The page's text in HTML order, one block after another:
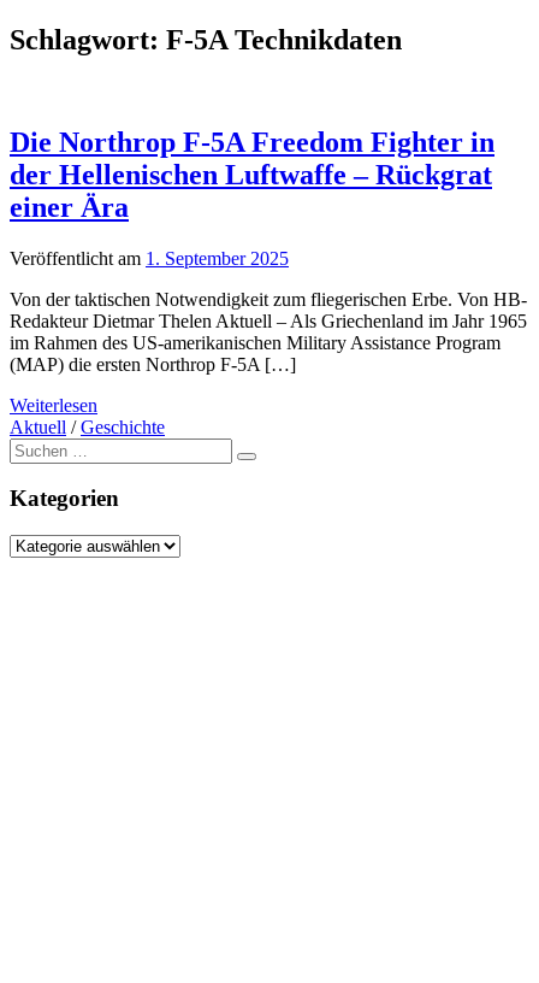
Schlagwort: F-5A Technikdaten
Die Northrop F-5A Freedom Fighter in
der Hellenischen Luftwaffe – Rückgrat
einer Ära
Veröffentlicht am 1. September 2025
Von der taktischen Notwendigkeit zum fliegerischen Erbe. Von HB-
Redakteur Dietmar Thelen Aktuell – Als Griechenland im Jahr 1965
im Rahmen des US-amerikanischen Military Assistance Program
(MAP) die ersten Northrop F-5A […]
Weiterlesen
Aktuell /Geschichte
Suche
nach:
Kategorien
Kategorien